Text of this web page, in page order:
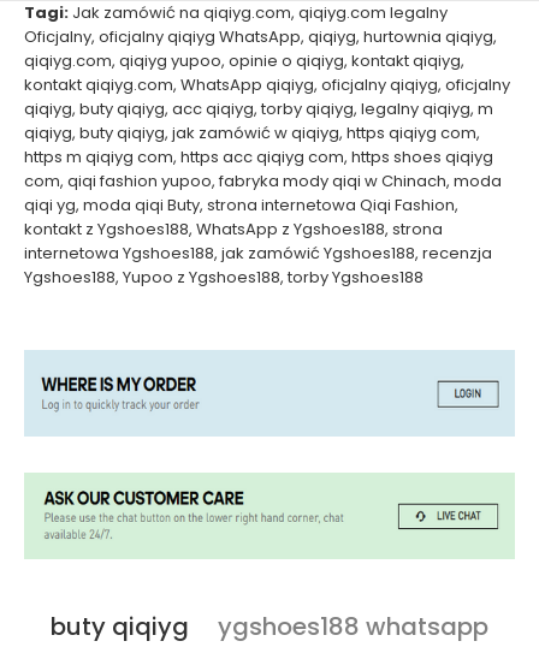
Tagi: Jak zamówić na qiqiyg.com, qiqiyg.com legalny
Oficjalny, oficjalny qiqiyg WhatsApp, qiqiyg, hurtownia qiqiyg,
qiqiyg.com, qiqiyg yupoo, opinie o qiqiyg, kontakt qiqiyg,
kontakt qiqiyg.com, WhatsApp qiqiyg, oficjalny qiqiyg, oficjalny
qiqiyg, buty qiqiyg, acc qiqiyg, torby qiqiyg, legalny qiqiyg, m
qiqiyg, buty qiqiyg, jak zamówić w qiqiyg, https qiqiyg com,
https m qiqiyg com, https acc qiqiyg com, https shoes qiqiyg
com, qiqi fashion yupoo, fabryka mody qiqi w Chinach, moda
qiqi yg, moda qiqi Buty, strona internetowa Qiqi Fashion,
kontakt z Ygshoes188, WhatsApp z Ygshoes188, strona
internetowa Ygshoes188, jak zamówić Ygshoes188, recenzja
Ygshoes188, Yupoo z Ygshoes188, torby Ygshoes188
buty qiqiyg
ygshoes188 whatsapp